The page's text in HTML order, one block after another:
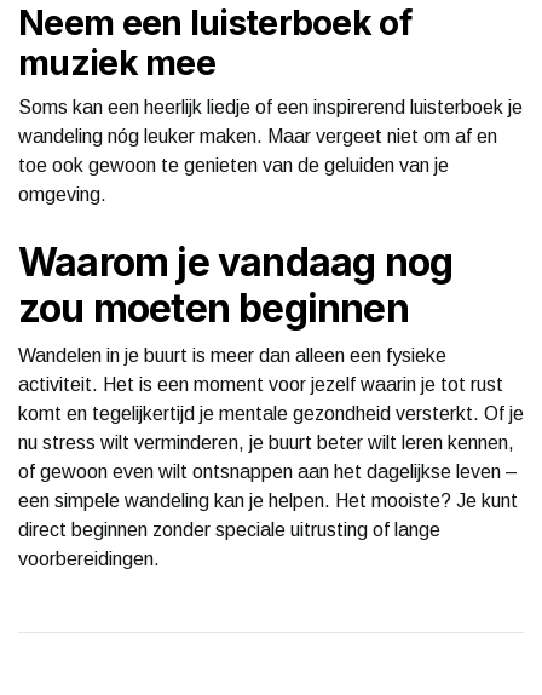
Neem een luisterboek of
muziek mee
Soms kan een heerlijk liedje of een inspirerend luisterboek je
wandeling nóg leuker maken. Maar vergeet niet om af en
toe ook gewoon te genieten van de geluiden van je
omgeving.
Waarom je vandaag nog
zou moeten beginnen
Wandelen in je buurt is meer dan alleen een fysieke
activiteit. Het is een moment voor jezelf waarin je tot rust
komt en tegelijkertijd je mentale gezondheid versterkt. Of je
nu stress wilt verminderen, je buurt beter wilt leren kennen,
of gewoon even wilt ontsnappen aan het dagelijkse leven –
een simpele wandeling kan je helpen. Het mooiste? Je kunt
direct beginnen zonder speciale uitrusting of lange
voorbereidingen.